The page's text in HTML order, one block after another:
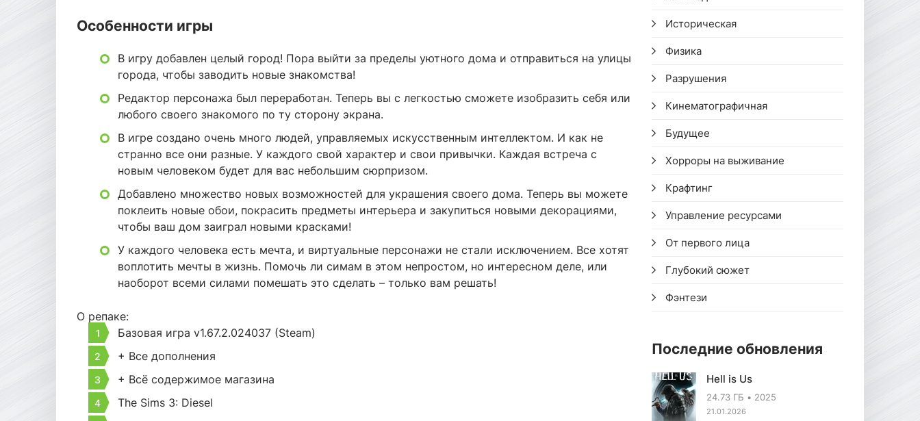
Особенности игры
В игру добавлен целый город! Пора выйти за пределы уютного дома и отправиться на улицы
города, чтобы заводить новые знакомства!
Редактор персонажа был переработан. Теперь вы с легкостью сможете изобразить себя или
любого своего знакомого по ту сторону экрана.
В игре создано очень много людей, управляемых искусственным интеллектом. И как не
странно все они разные. У каждого свой характер и свои привычки. Каждая встреча с
новым человеком будет для вас небольшим сюрпризом.
Добавлено множество новых возможностей для украшения своего дома. Теперь вы можете
поклеить новые обои, покрасить предметы интерьера и закупиться новыми декорациями,
чтобы ваш дом заиграл новыми красками!
У каждого человека есть мечта, и виртуальные персонажи не стали исключением. Все хотят
воплотить мечты в жизнь. Помочь ли симам в этом непростом, но интересном деле, или
наоборот всеми силами помешать это сделать – только вам решать!
О репаке:
Базовая игра v1.67.2.024037 (Steam)
+ Все дополнения
+ Всё содержимое магазина
The Sims 3: Diesel
Историческая
Физика
Разрушения
Кинематографичная
Будущее
Хорроры на выживание
Крафтинг
Управление ресурсами
От первого лица
Глубокий сюжет
Фэнтези
Последние обновления
Hell is Us
24.73 ГБ 2025
21.01.2026